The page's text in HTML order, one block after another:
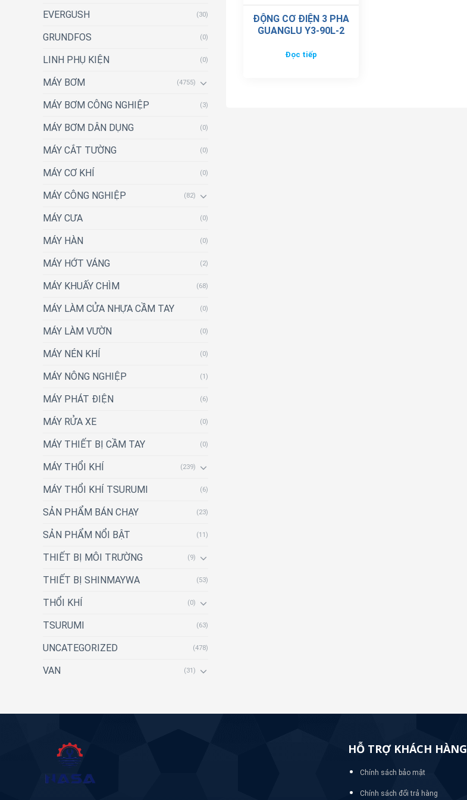
EVERGUSH (30)
GRUNDFOS (0)
LINH PHỤ KIỆN (0)
MÁY BƠM (4755)
MÁY BƠM CÔNG NGHIỆP (3)
MÁY BƠM DÂN DỤNG (0)
MÁY CẮT TƯỜNG (0)
MÁY CƠ KHÍ (0)
MÁY CÔNG NGHIỆP (82)
MÁY CƯA (0)
MÁY HÀN (0)
MÁY HỚT VÁNG (2)
MÁY KHUẤY CHÌM (68)
MÁY LÀM CỬA NHỰA CẦM TAY (0)
MÁY LÀM VƯỜN (0)
MÁY NÉN KHÍ (0)
MÁY NÔNG NGHIỆP (1)
MÁY PHÁT ĐIỆN (6)
MÁY RỬA XE (0)
MÁY THIẾT BỊ CẦM TAY (0)
MÁY THỔI KHÍ (239)
MÁY THỔI KHÍ TSURUMI (6)
SẢN PHẨM BÁN CHẠY (23)
SẢN PHẨM NỔI BẬT (11)
THIẾT BỊ MÔI TRƯỜNG (9)
THIẾT BỊ SHINMAYWA (53)
THỔI KHÍ (0)
TSURUMI (63)
UNCATEGORIZED (478)
VAN (31)
ĐỘNG CƠ ĐIỆN 3 PHA
GUANGLU Y3-90L-2
Đọc tiếp
HỖ TRỢ KHÁCH HÀNG
Chính sách bảo mật
Chính sách đổi trả hàng